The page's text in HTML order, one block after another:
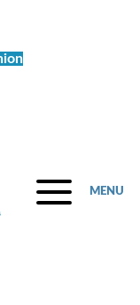
MENU